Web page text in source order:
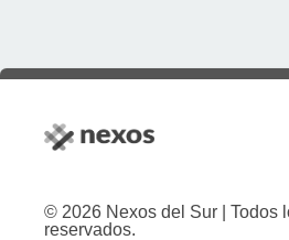
© 2026 Nexos del Sur | Todos
reservados.